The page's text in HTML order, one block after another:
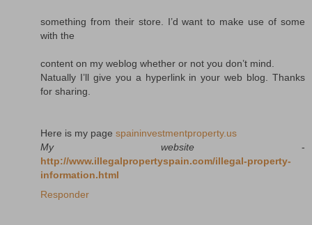
something from their store. I’d want to make use of some
with the
content on my weblog whether or not you don’t mind.
Natually I’ll give you a hyperlink in your web blog. Thanks
for sharing.
Here is my page spaininvestmentproperty.us
My website -
http://www.illegalpropertyspain.com/illegal-property-
information.html
Responder